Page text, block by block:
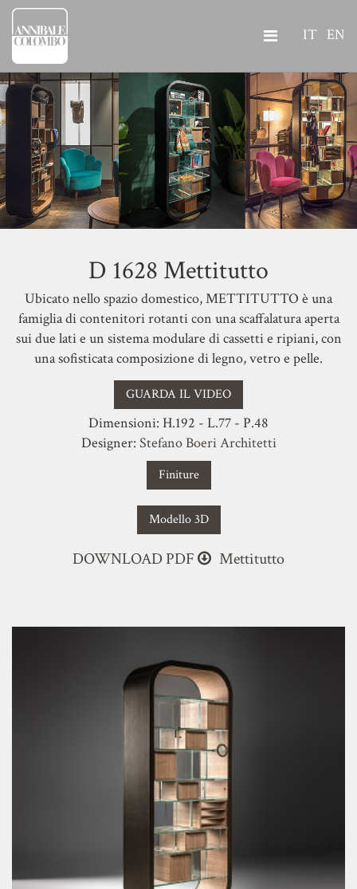
IT EN
D 1628 Mettitutto
Ubicato nello spazio domestico, METTITUTTO è una
famiglia di contenitori rotanti con una scaffalatura aperta
sui due lati e un sistema modulare di cassetti e ripiani, con
una sofisticata composizione di legno, vetro e pelle.
GUARDA IL VIDEO
Dimensioni: H.192 - L.77 - P.48
Designer: Stefano Boeri Architetti
Finiture
Modello 3D
DOWNLOAD PDF Mettitutto